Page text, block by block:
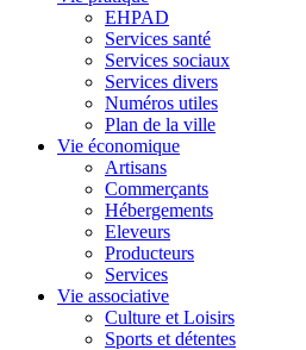
EHPAD
Services santé
Services sociaux
Services divers
Numéros utiles
Plan de la ville
Vie économique
Artisans
Commerçants
Hébergements
Eleveurs
Producteurs
Services
Vie associative
Culture et Loisirs
Sports et détentes